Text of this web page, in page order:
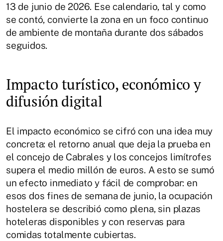
13 de junio de 2026. Ese calendario, tal y como
se contó, convierte la zona en un foco continuo
de ambiente de montaña durante dos sábados
seguidos.
Impacto turístico, económico y
difusión digital
El impacto económico se cifró con una idea muy
concreta: el retorno anual que deja la prueba en
el concejo de Cabrales y los concejos limítrofes
supera el medio millón de euros. A esto se sumó
un efecto inmediato y fácil de comprobar: en
esos dos fines de semana de junio, la ocupación
hostelera se describió como plena, sin plazas
hoteleras disponibles y con reservas para
comidas totalmente cubiertas.